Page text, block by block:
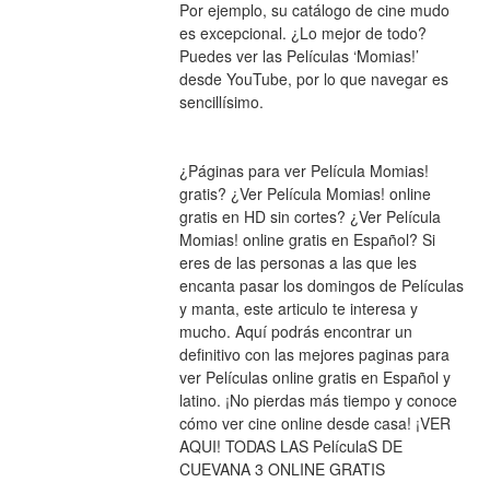
Por ejemplo, su catálogo de cine mudo
es excepcional. ¿Lo mejor de todo?
Puedes ver las Películas ‘Momias!’
desde YouTube, por lo que navegar es
sencillísimo.
¿Páginas para ver Película Momias!
gratis? ¿Ver Película Momias! online
gratis en HD sin cortes? ¿Ver Película
Momias! online gratis en Español? Si
eres de las personas a las que les
encanta pasar los domingos de Películas
y manta, este articulo te interesa y
mucho. Aquí podrás encontrar un
definitivo con las mejores paginas para
ver Películas online gratis en Español y
latino. ¡No pierdas más tiempo y conoce
cómo ver cine online desde casa! ¡VER
AQUI! TODAS LAS PelículaS DE
CUEVANA 3 ONLINE GRATIS